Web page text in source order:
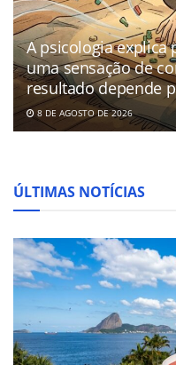
A psicologia explica
uma sensação de
resultado depende
8 DE AGOSTO DE 2026
ÚLTIMAS NOTÍCIAS